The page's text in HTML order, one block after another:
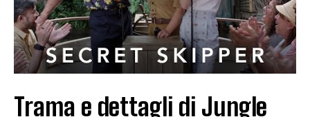
Trama e dettagli di Jungle